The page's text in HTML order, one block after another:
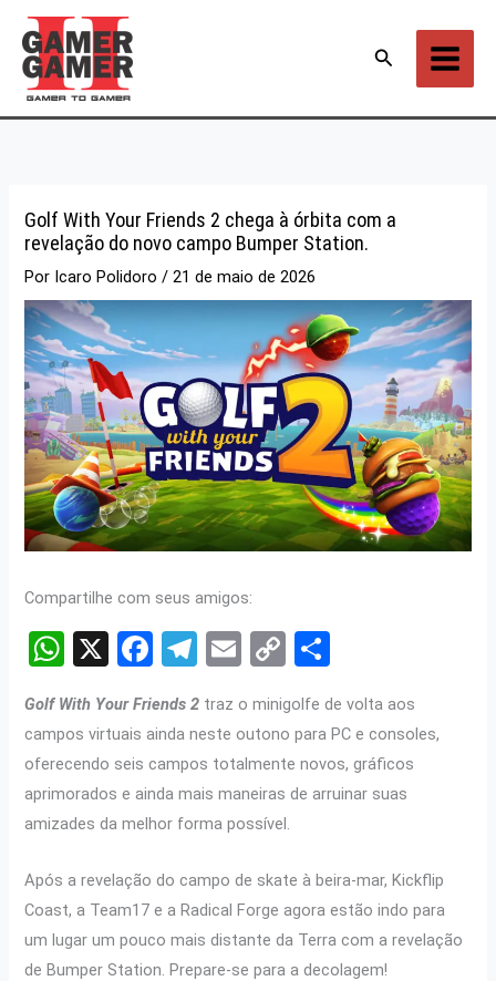
para
conteúdo
Pesquisar
Golf With Your Friends 2 chega à órbita com a
revelação do novo campo Bumper Station.
Por Icaro Polidoro/21 de maio de 2026
Compartilhe com seus amigos:
W
at
s
A
p
X
F
ce
b
o
o
T
e
gr
a
m
E
ail
C
py
Li
n
k
ar
e
Golf With Your Friends 2 traz o minigolfe de volta aos
campos virtuais ainda neste outono para PC e consoles,
oferecendo seis campos totalmente novos, gráficos
aprimorados e ainda mais maneiras de arruinar suas
amizades da melhor forma possível.
Após a revelação do campo de skate à beira-mar, Kickflip
Coast, a Team17 e a Radical Forge agora estão indo para
um lugar um pouco mais distante da Terra com a revelação
de Bumper Station. Prepare-se para a decolagem!